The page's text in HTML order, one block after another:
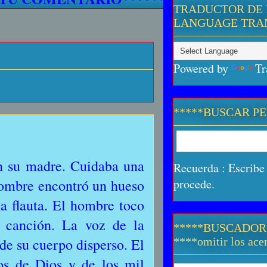
madre. Cuidaba una
encontró un hueso
flauta. El hombre toco
La voz de la
su cuerpo disperso. El
TRADUCTOR
LANGUAGE
Powered by
*****BUSCAR
Recuerda :
procede.
****omitir los